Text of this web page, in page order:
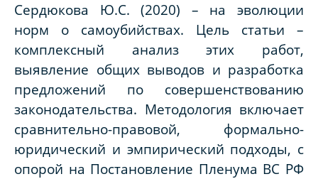
Сердюкова Ю.С. (2020) – на эволюции
норм о самоубийствах. Цель статьи –
комплексный анализ этих работ,
выявление общих выводов и разработка
предложений по совершенствованию
законодательства. Методология включает
сравнительно-правовой, формально-
юридический и эмпирический подходы, с
опорой на Постановление Пленума ВС РФ